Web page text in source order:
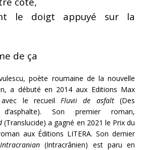
le doigt appuyé sur la
de ça
poète roumaine de la nouvelle
a débuté en 2014 aux Editions Max
avec le recueil Fluvii de asfalt(Des
d’asphalte). Son premier roman,
(Translucide) a gagné en 2021 le Prix du
aux Éditions LITERA. Son dernier
Intracranian (Intracrânien) est paru en